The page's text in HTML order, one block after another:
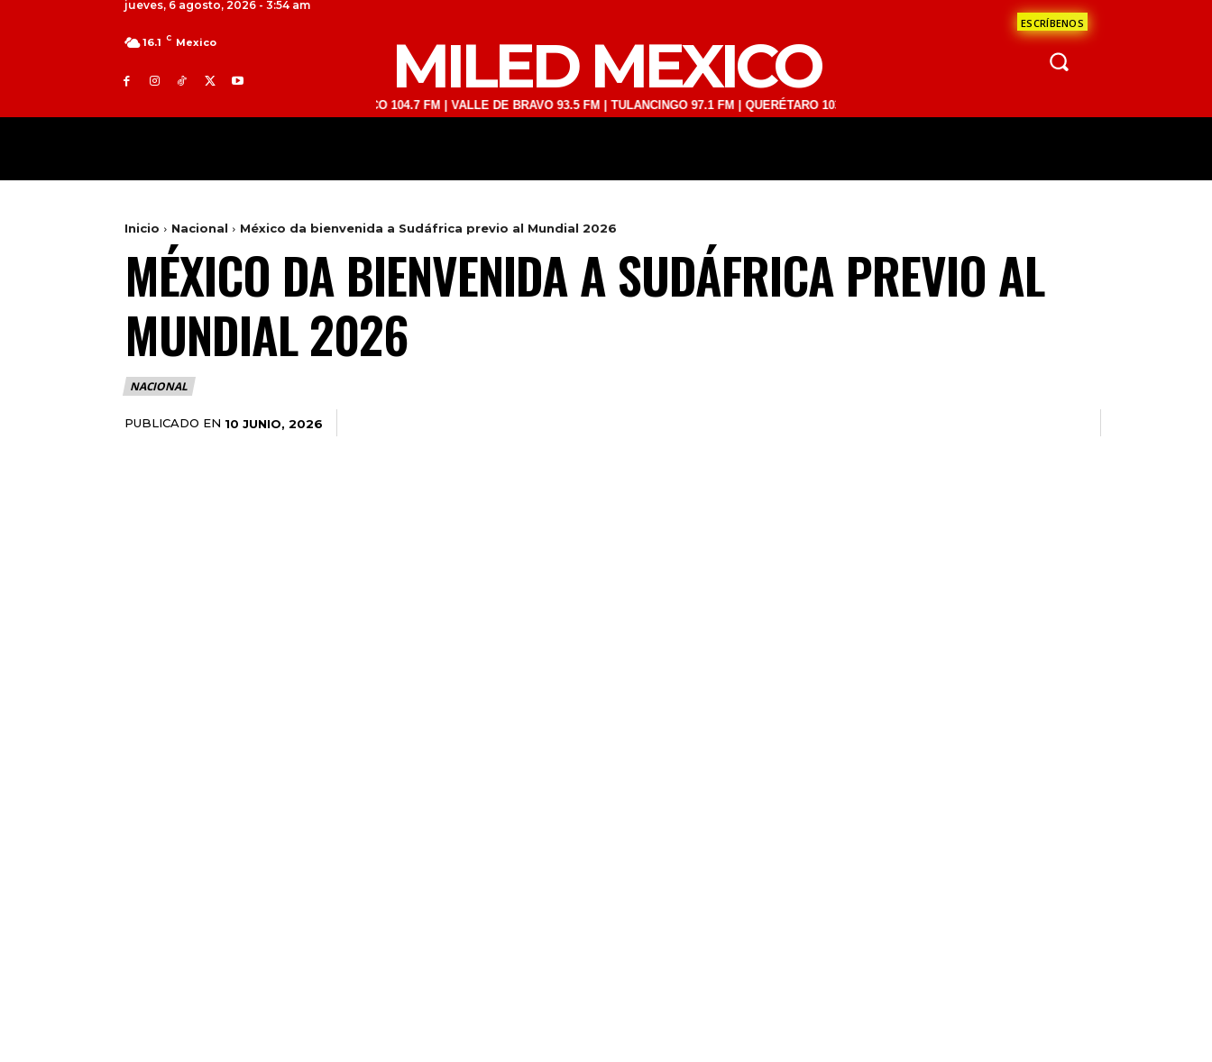
jueves, 6 agosto, 2026 - 3:54 am
ESCRÍBENOS
16.1 C Mexico MILED MEXICO
TOLUCA 98.9 FM | ATLACOMULCO 104.7 FM | VALLE DE BRAVO 93.5 FM | TULANCINGO 97.1 FM | QUERÉTARO 103.1 FM | SAN JUAN DEL RÍO 93.1 FM | GUADALAJARA 1510 AM | LA PAZ
Inicio Nacional México da bienvenida a Sudáfrica previo al Mundial 2026
MÉXICO DA BIENVENIDA A SUDÁFRICA PREVIO AL
MUNDIAL 2026
NACIONAL
PUBLICADO EN 10 JUNIO, 2026